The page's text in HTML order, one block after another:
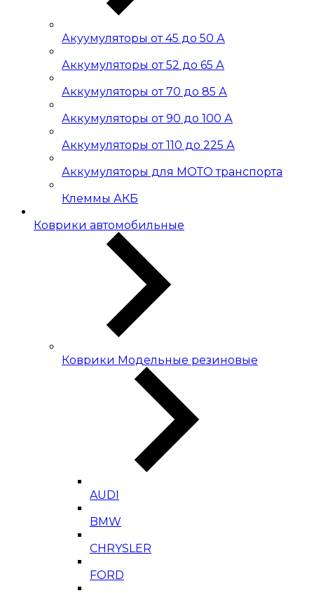
Акуумуляторы от 45 до 50 А
Аккумуляторы от 52 до 65 А
Аккумуляторы от 70 до 85 А
Аккумуляторы от 90 до 100 А
Аккумуляторы от 110 до 225 А
Аккумуляторы для МОТО транспорта
Клеммы АКБ
Коврики автомобильные
Коврики Модельные резиновые
AUDI
BMW
CHRYSLER
FORD